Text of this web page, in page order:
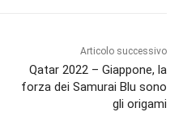
Articolo successivo
Qatar 2022 – Giappone, la
forza dei Samurai Blu sono
gli origami